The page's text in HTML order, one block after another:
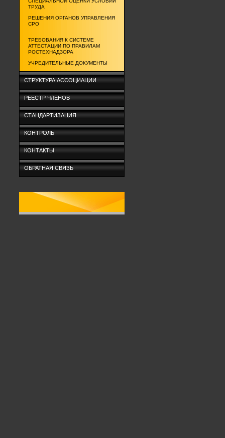
ТРУДА
РЕШЕНИЯ ОРГАНОВ УПРАВЛЕНИЯ
СРО
ТРЕБОВАНИЯ К СИСТЕМЕ
АТТЕСТАЦИИ ПО ПРАВИЛАМ
РОСТЕХНАДЗОРА
УЧРЕДИТЕЛЬНЫЕ ДОКУМЕНТЫ
СТРУКТУРА АССОЦИАЦИИ
РЕЕСТР ЧЛЕНОВ
СТАНДАРТИЗАЦИЯ
КОНТРОЛЬ
КОНТАКТЫ
ОБРАТНАЯ СВЯЗЬ